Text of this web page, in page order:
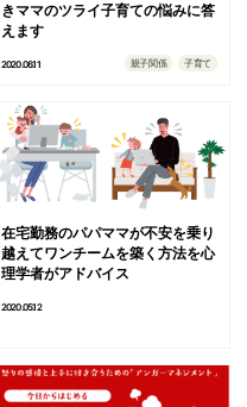
きママのツライ子育ての悩みに答
えます
2020.06.11 親子関係 子育て
在宅勤務のパパママが不安を乗り
越えてワンチームを築く方法を心
理学者がアドバイス
2020.05.12